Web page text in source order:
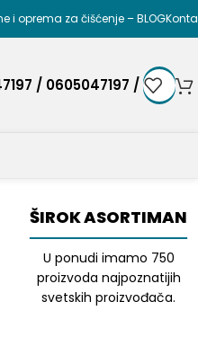
i oprema za čišćenje – BLOG
/ 0605047197 /
ŠIROK ASORTIMAN
U ponudi imamo 750
proizvoda najpoznatijih
svetskih proizvođača.